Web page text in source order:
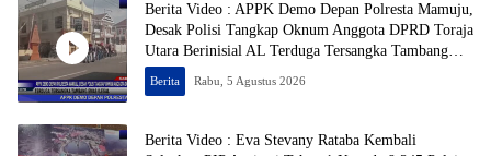
Berita Video : APPK Demo Depan Polresta Mamuju,
Desak Polisi Tangkap Oknum Anggota DPRD Toraja
Utara Berinisial AL Terduga Tersangka Tambang
Emas Ilegal
Berita Rabu, 5 Agustus 2026
Berita Video : Eva Stevany Rataba Kembali